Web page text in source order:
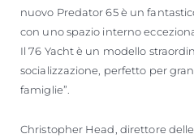
nuovo Predator 65 è un
con uno spazio interno
Il 76 Yacht è un modello
socializzazione, perfetto per
famiglie”.
Christopher Head, direttore